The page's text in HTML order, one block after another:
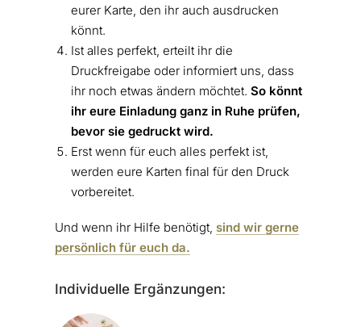
eurer Karte, den ihr auch ausdrucken
könnt.
Ist alles perfekt, erteilt ihr die
Druckfreigabe oder informiert uns, dass
ihr noch etwas ändern möchtet. So könnt
ihr eure Einladung ganz in Ruhe prüfen,
bevor sie gedruckt wird.
Erst wenn für euch alles perfekt ist,
werden eure Karten final für den Druck
vorbereitet.
Und wenn ihr Hilfe benötigt, sind wir gerne
persönlich für euch da.
Individuelle Ergänzungen: